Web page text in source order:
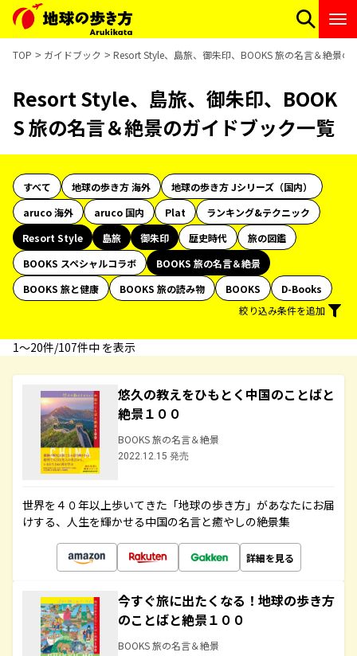
TOP ガイドブック Resort Style、島旅、御朱印、BOOKS 旅の名言＆絶景の
Resort Style、島旅、御朱印、BOOK
S 旅の名言＆絶景のガイドブック一覧
すべて 地球の歩き方 海外
地球の歩き方 Jシリーズ（国内）
aruco 海外
aruco 国内 Plat
ランキング&テクニック
Resort Style
島旅 御朱印 歴史時代
旅の図鑑
BOOKS スペシャルコラボ
BOOKS 旅の名言＆絶景
BOOKS 旅と健康
BOOKS 旅の読み物 BOOKS
D-Books
絞り込み条件を追加
1〜20件/107件中 を表示
悠久の教えをひもとく中国のことばと
絶景１００
BOOKS 旅の名言＆絶景
2022.12.15 発売
世界を４０年以上歩いてきた「地球の歩き方」があなたにお届
けする、人生を輝かせる中国の名言と癒やしの絶景集
詳細を見る
今すぐ旅に出たくなる！地球の歩き方
のことばと絶景１００
BOOKS 旅の名言＆絶景